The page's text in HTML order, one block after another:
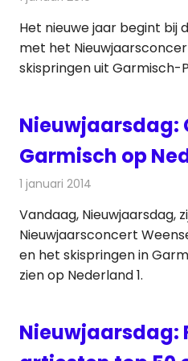
Het nieuwe jaar begint bij
met het
skispringen uit Garmisch-
Nieuwjaarsdag:
Garmisch op
1 januari 2014
Vandaag, Nieuwjaarsdag,
Nieuwjaarsconcert
en het skispringen in
zien op Nederland 1.
Nieuwjaarsdag: